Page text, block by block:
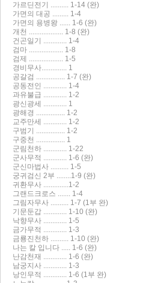
가르딘전기 .......... 1-14 (완)
가면의 대공 ......... 1-4
가면의 용병왕 ...... 1-6 (완)
개천 ................... 1-8 (완)
건곤일기 ............. 1-4
검마 ................... 1-8
검제 ................... 1-5
경비무사.............. 1
공갈검 ................ 1-7 (완)
공동전인 ............. 1-4
과유불급 ............. 1-2
광신광세 ............. 1
광해경 ................ 1-2
교주만세 ............. 1-2
구범기 ................ 1-2
구중천 ................ 1
군림천하 ............. 1-22
군사무적 ............. 1-6 (완)
군신마법사 .......... 1-5
궁귀검신 2부 ........1-9 (완)
귀환무사 ..............1-2
그랜드크로스 ....... 1-4
그림자무사 .......... 1-7 (1부 완)
기문둔갑 ............. 1-10 (완)
낙향무사 ............. 1-5
금가무적 ............. 1-3
금룡진천하 .......... 1-10 (완)
나는 칼 입니다 ..... 1-6 (완)
난감천재 ............. 1-6 (완)
남궁지사 ............. 1-3
낭인무적 ............. 1-6 (1부 완)